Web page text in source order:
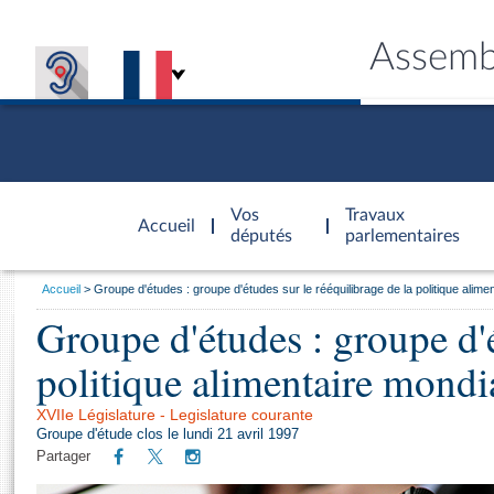
Accueil
d'accueil
Vos
députés
Travaux
parlementaires
Général
Vous
:
Accueil Groupe d'études : groupe d'études sur le rééquilibrage de la politique
Groupe d'études : groupe
politique alimentaire
XVIIe Législature - Legislature courante
Groupe d'étude clos le lundi 21 avril 1997
Partager